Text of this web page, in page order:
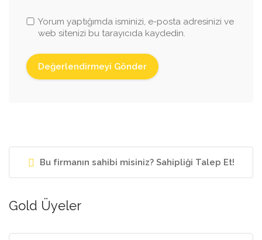
Yorum yaptığımda isminizi, e-posta adresinizi ve
web sitenizi bu tarayıcıda kaydedin.
Bu firmanın sahibi misiniz? Sahipliği Talep Et!
Gold Üyeler